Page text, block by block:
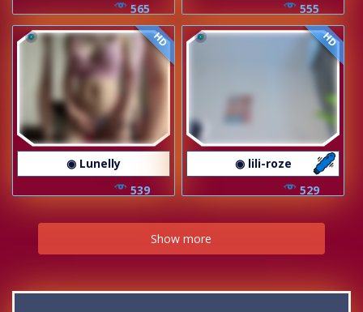
565
555
HD
◉ Lunelly
539
HD
◉ lili-roze
529
Show more